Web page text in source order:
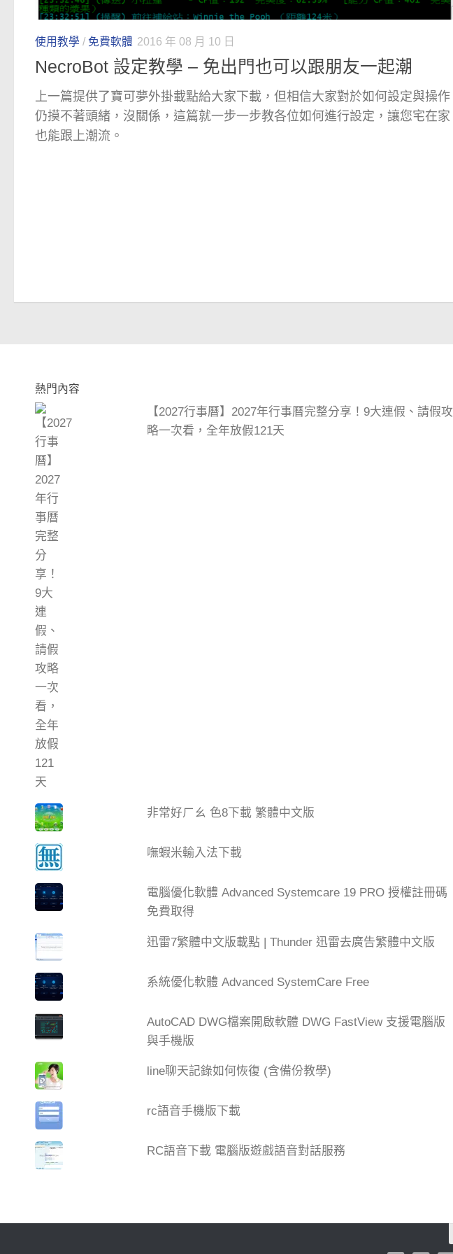
使用教學 / 免費軟體 2016 年 08 月 10 日
NecroBot 設定教學 – 免出門也可以跟朋友一起潮
上一篇提供了寶可夢外掛載點給大家下載，但相信大家對於如何設定與操作
仍摸不著頭緒，沒關係，這篇就一步一步教各位如何進行設定，讓您宅在家
也能跟上潮流。
熱門內容
【2027行事曆】2027年行事曆完整分享！9大連假、請假攻
略一次看，全年放假121天
非常好ㄏㄠ 色8下載 繁體中文版
嘸蝦米輸入法下載
電腦優化軟體 Advanced Systemcare 19 PRO 授權註冊碼
免費取得
迅雷7繁體中文版載點 | Thunder 迅雷去廣告繁體中文版
系統優化軟體 Advanced SystemCare Free
AutoCAD DWG檔案開啟軟體 DWG FastView 支援電腦版
與手機版
line聊天記錄如何恢復 (含備份教學)
rc語音手機版下載
RC語音下載 電腦版遊戲語音對話服務